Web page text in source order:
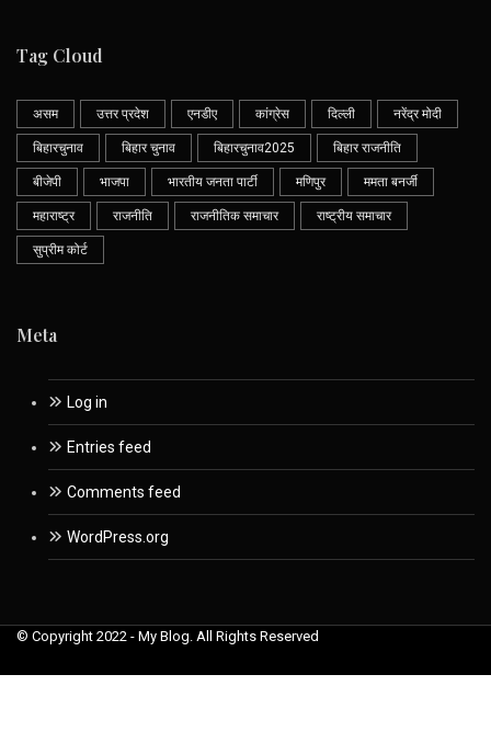
Tag Cloud
असम उत्तर प्रदेश एनडीए कांग्रेस दिल्ली नरेंद्र मोदी
बिहारचुनाव बिहार चुनाव बिहारचुनाव2025 बिहार राजनीति
बीजेपी भाजपा भारतीय जनता पार्टी मणिपुर ममता बनर्जी
महाराष्ट्र राजनीति राजनीतिक समाचार राष्ट्रीय समाचार
सुप्रीम कोर्ट
Meta
Log in
Entries feed
Comments feed
WordPress.org
© Copyright 2022 - My Blog. All Rights Reserved